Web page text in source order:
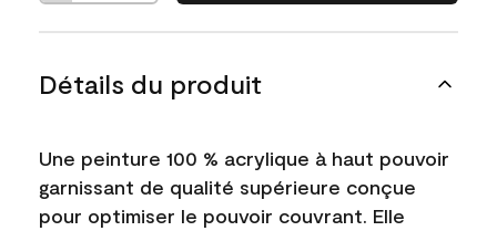
Détails du produit
Une peinture 100 % acrylique à haut pouvoir
garnissant de qualité supérieure conçue
pour optimiser le pouvoir couvrant. Elle